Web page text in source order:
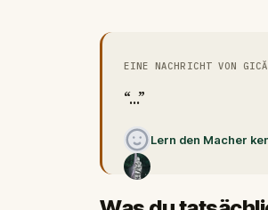
EINE NACHRICHT VON
“...”
Lern den Macher